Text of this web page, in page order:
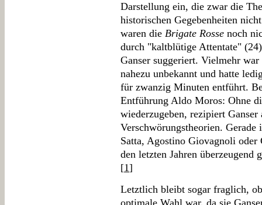
Darstellung ein, die zwar die
historischen Gegebenheiten
waren die Brigate Rosse noch
durch "kaltblütige Attentate"
Ganser suggeriert. Vielmehr
nahezu unbekannt und hatte
für zwanzig Minuten entführt.
Entführung Aldo Moros: Ohne
wiederzugeben, rezipiert
Verschwörungstheorien.
Satta, Agostino Giovagnoli oder
den letzten Jahren überzeugend
[1]
Letztlich bleibt sogar fraglich,
optimale Wahl war, da sie